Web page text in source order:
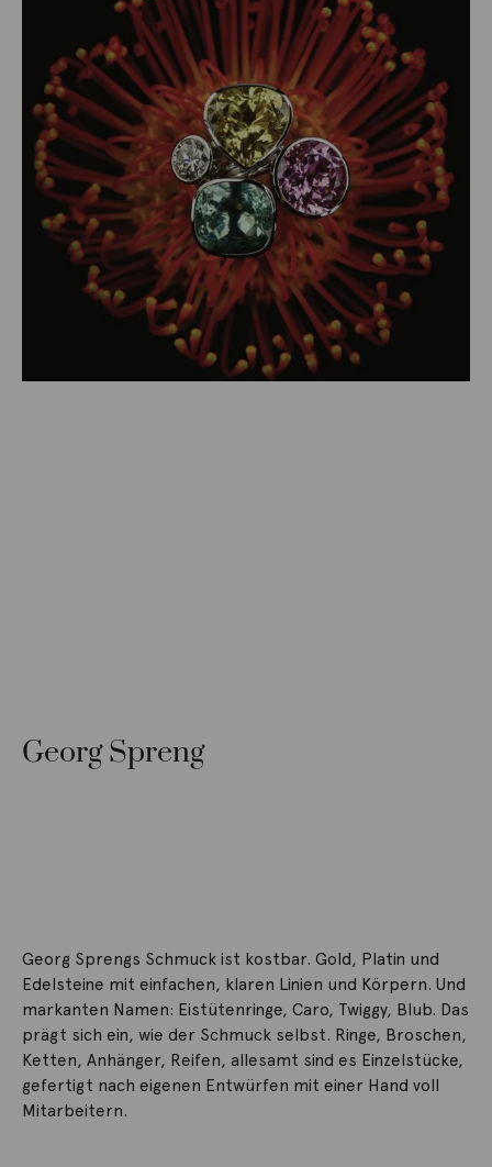
Georg Spreng
Georg Sprengs Schmuck ist kostbar. Gold, Platin und
Edelsteine mit einfachen, klaren Linien und Körpern. Und
markanten Namen: Eistütenringe, Caro, Twiggy, Blub. Das
prägt sich ein, wie der Schmuck selbst. Ringe, Broschen,
Ketten, Anhänger, Reifen, allesamt sind es Einzelstücke,
gefertigt nach eigenen Entwürfen mit einer Hand voll
Mitarbeitern.